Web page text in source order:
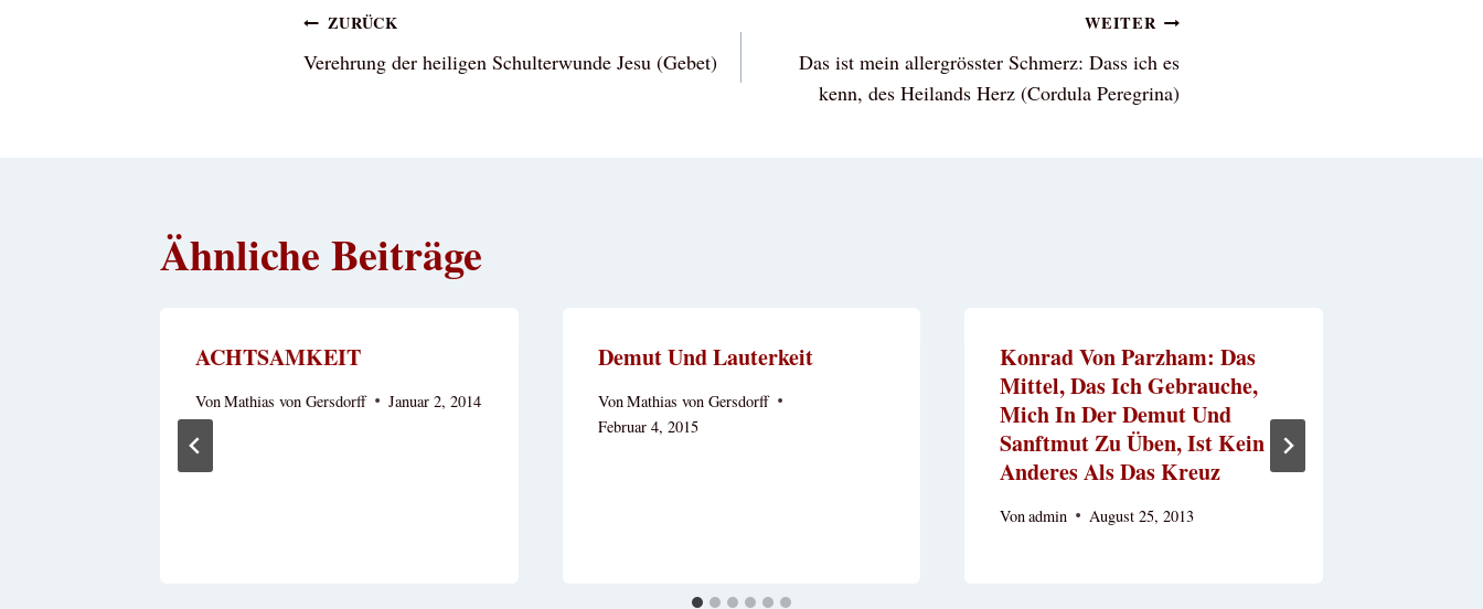
Beitragsnavigation
ZURÜCK
Verehrung der heiligen Schulterwunde Jesu (Gebet)
WEITER
Das ist mein allergrösster Schmerz: Dass ich es
kenn, des Heilands Herz (Cordula Peregrina)
Ähnliche Beiträge
ACHTSAMKEIT
VonMathias von Gersdorff Januar 2, 2014
Demut Und Lauterkeit
VonMathias von Gersdorff
Februar 4, 2015
Konrad Von Parzham: Das
Mittel, Das Ich Gebrauche,
Mich In Der Demut Und
Sanftmut Zu Üben, Ist Kein
Anderes Als Das Kreuz
Vonadmin August 25, 2013